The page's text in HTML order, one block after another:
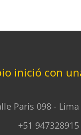
inició con
Paris 098 -
+51 947328915